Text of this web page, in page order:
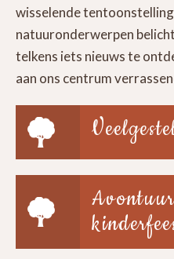
wisselende
natuuronderwerpen
telkens iets nieuws te
aan ons centrum